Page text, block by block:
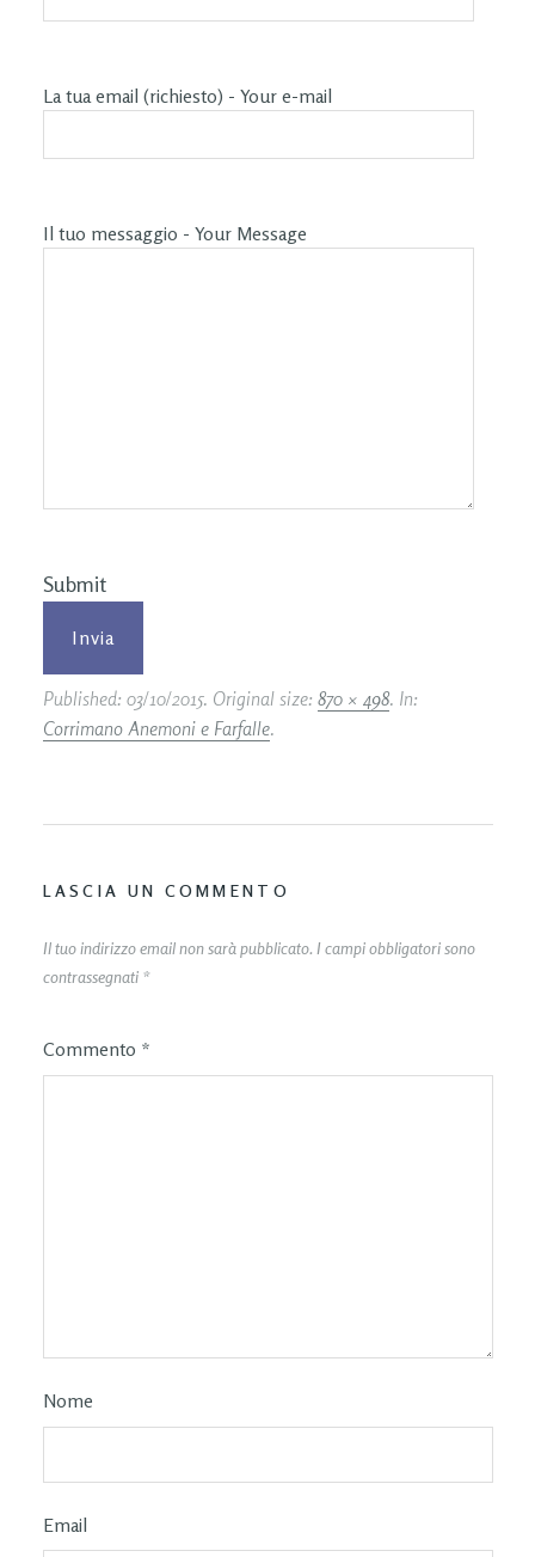
La tua email (richiesto) - Your e-mail
Il tuo messaggio - Your Message
Submit
Published: 03/10/2015. Original size: 870 × 498. In:
Corrimano Anemoni e Farfalle.
LASCIA UN COMMENTO
Il tuo indirizzo email non sarà pubblicato. I campi obbligatori sono
contrassegnati *
Commento *
Nome
Email